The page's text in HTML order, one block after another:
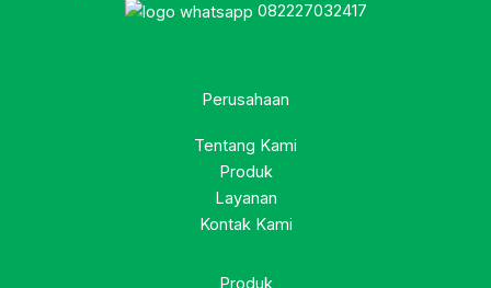
082227032417
Perusahaan
Tentang Kami
Produk
Layanan
Kontak Kami
Produk